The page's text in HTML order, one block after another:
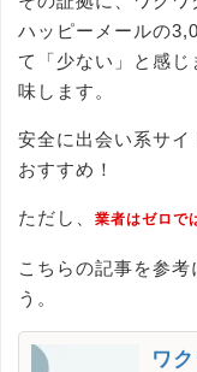
ハッピーメールの
て「少ない」と感
味します。
安全に出会い系サ
おすすめ！
ただし、 業者はゼロで
こちらの記事を参
う。
ワ